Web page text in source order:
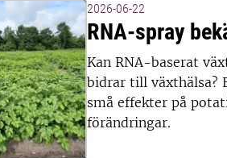
2026-06-22
RNA-spray
Kan RNA-baserat
bidrar till växthälsa?
små effekter på
förändringar.